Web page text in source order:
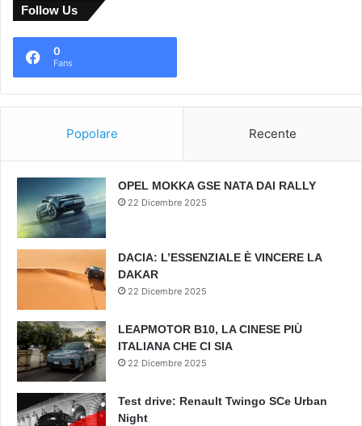
Follow Us
0
Fans
Popolare Recente
OPEL MOKKA GSE NATA DAI RALLY
22 Dicembre 2025
DACIA: L’ESSENZIALE È VINCERE LA
DAKAR
22 Dicembre 2025
LEAPMOTOR B10, LA CINESE PIÙ
ITALIANA CHE CI SIA
22 Dicembre 2025
Test drive: Renault Twingo SCe Urban
Night